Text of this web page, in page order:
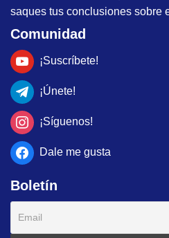
saques tus conclusiones sobre
Comunidad
¡Suscríbete!
¡Únete!
¡Síguenos!
Dale me gusta
Boletín